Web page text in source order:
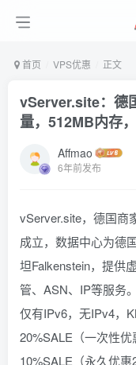
首页 VPS优惠 正文
vServer.site：德
量，512MB内存
Affmao
6年前发布
vServer.site，德国商
成立，数据中心为德
坦Falkenstein，提供
管、ASN、IP等服务
仅有IPv6，无IPv4，
20%SALE（一次性优
10%SALE（永久优